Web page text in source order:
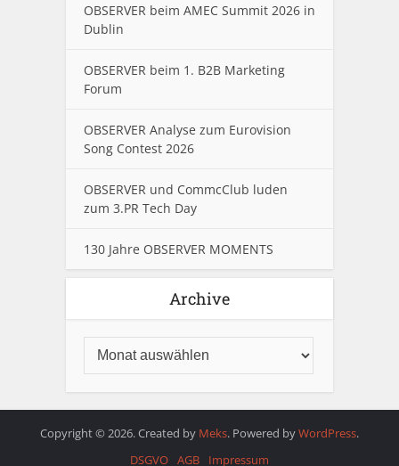
OBSERVER beim AMEC Summit 2026 in
Dublin
OBSERVER beim 1. B2B Marketing
Forum
OBSERVER Analyse zum Eurovision
Song Contest 2026
OBSERVER und CommcClub luden
zum 3.PR Tech Day
130 Jahre OBSERVER MOMENTS
Archive
Copyright © 2026. Created by Meks. Powered byWordPress.
DSGVO AGB Impressum